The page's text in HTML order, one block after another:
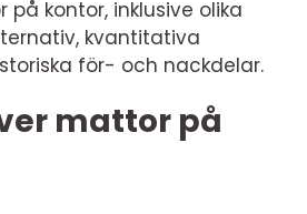
kontor, inklusive olika
kvantitativa
för- och nackdelar.
mattor på